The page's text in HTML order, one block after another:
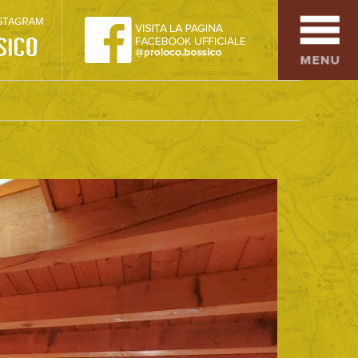
SAPORI TIPICI
ARTE E CULTURA
COMMERCIO
DINTORNI
CONTATTI